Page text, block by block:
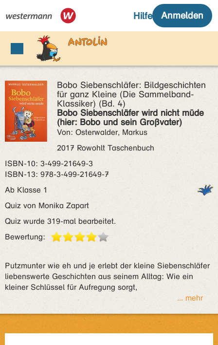
Bobo Siebenschläfer: Bildgeschichten
für ganz Kleine (Die Sammelband-
Klassiker) (Bd. 4)
Bobo Siebenschläfer wird nicht müde
(hier: Bobo und sein Großvater)
Von: Osterwalder, Markus
2017 Rowohlt Taschenbuch
ISBN‑10: 3-499-21649-3
ISBN‑13: 978-3-499-21649-7
Ab Klasse 1
Quiz von Monika Zapart
Quiz wurde 319-mal bearbeitet.
Bewertung:
Putzmunter wie eh und je erlebt der kleine Siebenschläfer
liebenswerte Geschichten aus seinem Alltag: Wie ein
kleiner Schlüssel für Aufregung sorgt,
... mehr